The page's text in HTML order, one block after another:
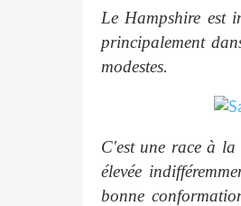
Le Hampshire est
principalement
modestes.
C'est une race à
élevée
bonne